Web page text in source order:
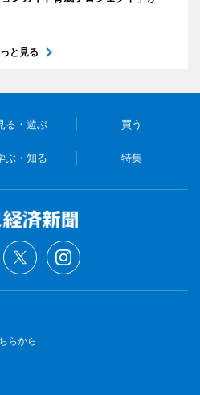
と見る
る・遊ぶ 買う
ぶ・知る 特集
らから